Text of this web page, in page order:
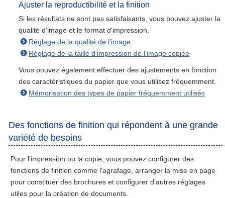
Ajuster la reproductibilité et la finition
Si les résultats ne sont pas satisfaisants, vous pouvez ajuster la
qualité d'image et le format d'impression.
Réglage de la qualité de l’image
Réglage de la taille d’impression de l’image copiée
Vous pouvez également effectuer des ajustements en fonction
des caractéristiques du papier que vous utilisez fréquemment.
Mémorisation des types de papier fréquemment utilisés
Des fonctions de finition qui répondent à une grande
variété de besoins
Pour l'impression ou la copie, vous pouvez configurer des
fonctions de finition comme l'agrafage, arranger la mise en page
pour constituer des brochures et configurer d'autres réglages
utiles pour la création de documents.